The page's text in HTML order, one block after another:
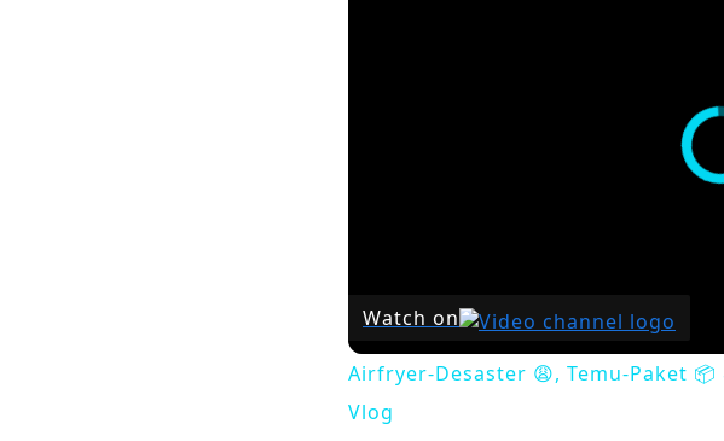
Watch on
Airfryer-Desaster 😩, Temu-Paket
Vlog